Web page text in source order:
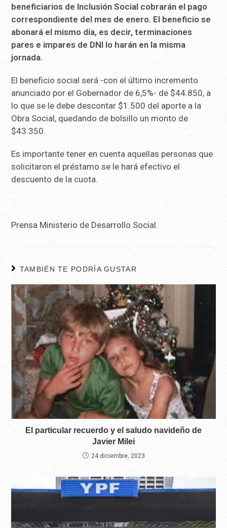
beneficiarios de Inclusión Social cobrarán el pago
correspondiente del mes de enero. El beneficio se
abonará el mismo día, es decir, terminaciones
pares e impares de DNI lo harán en la misma
jornada.
El beneficio social será -con el último incremento
anunciado por el Gobernador de 6,5%- de $44.850, a
lo que se le debe descontar $1.500 del aporte a la
Obra Social, quedando de bolsillo un monto de
$43.350.
Es importante tener en cuenta aquellas personas que
solicitaron el préstamo se le hará efectivo el
descuento de la cuota.
Prensa Ministerio de Desarrollo Social.
TAMBIÉN TE PODRÍA GUSTAR
El particular recuerdo y el saludo navideño de
Javier Milei
24 diciembre, 2023